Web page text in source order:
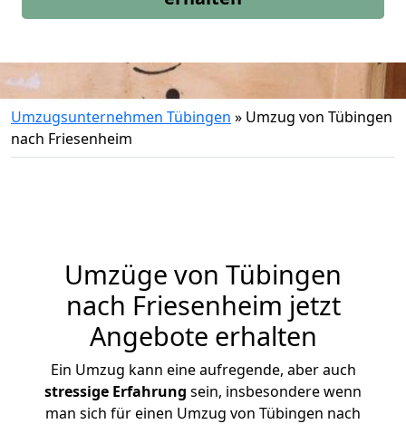
Umzugsunternehmen Tübingen » Umzug von Tübingen
nach Friesenheim
Umzüge von Tübingen
nach Friesenheim jetzt
Angebote erhalten
Ein Umzug kann eine aufregende, aber auch
stressige Erfahrung sein, insbesondere wenn
man sich für einen Umzug von Tübingen nach